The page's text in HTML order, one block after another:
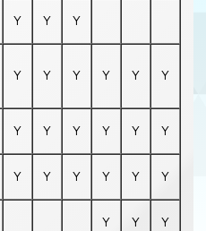
Y Y Y
Y Y Y Y Y Y
Y Y Y Y Y Y
Y Y Y Y Y Y
Y Y Y